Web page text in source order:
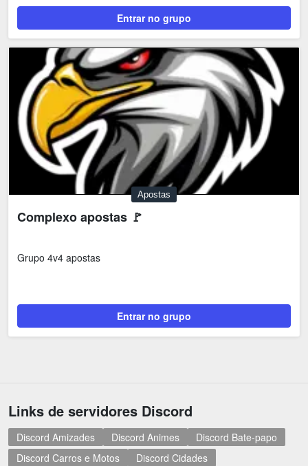
Entrar no grupo
Apostas
Complexo apostas 🚩
Grupo 4v4 apostas
Entrar no grupo
Links de servidores Discord
Discord Amizades Discord Animes
Discord Bate-papo
Discord Carros e Motos
Discord Cidades